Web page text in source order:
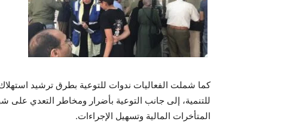
كما شملت الفعاليات ندوات للتوعية بطرق ترشيد استهلاك
للتنمية، إلى جانب التوعية بأضرار ومخاطر التعدي
المتأخرات المالية وتسهيل الإجراءات.